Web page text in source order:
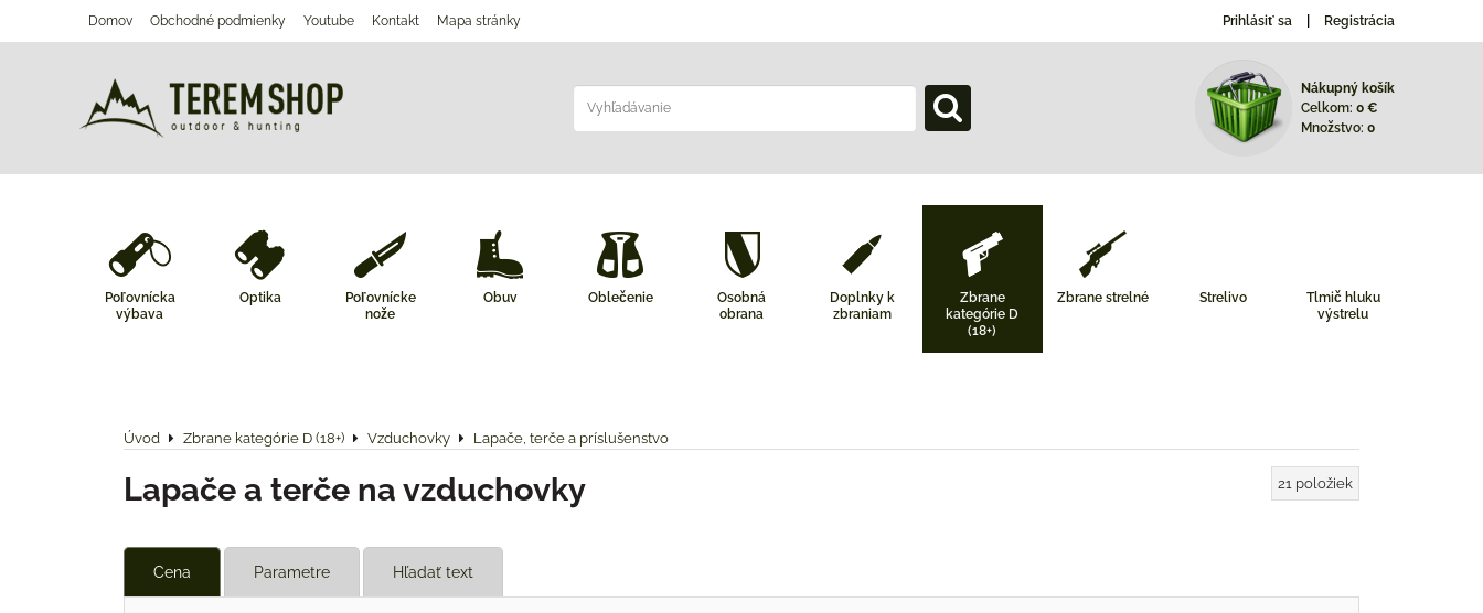
Domov Obchodné podmienky Youtube Kontakt Mapa stránky Prihlásiť sa Registrácia
Nákupný košík
Celkom: 0 €
Množstvo: 0
Poľovnícka
výbava
Optika
Poľovnícke
nože
Obuv Oblečenie
Osobná
obrana
Doplnky k
zbraniam
Zbrane
kategórie D
(18+)
Zbrane strelné Strelivo
Tlmič hluku
výstrelu
Úvod Zbrane kategórie D (18+) Vzduchovky Lapače, terče a príslušenstvo
Lapače a terče na vzduchovky 21 položiek
Cena Parametre Hľadať text